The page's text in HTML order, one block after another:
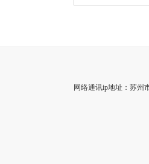
网络通讯ip地址：苏州